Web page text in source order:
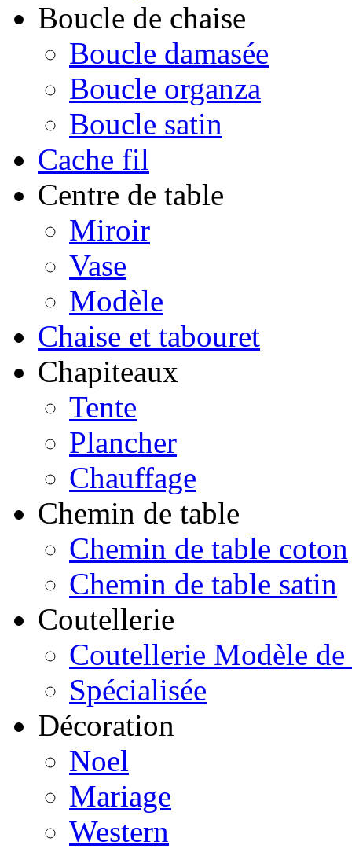
Boucle de chaise
Boucle damasée
Boucle organza
Boucle satin
Cache fil
Centre de table
Miroir
Vase
Modèle
Chaise et tabouret
Chapiteaux
Tente
Plancher
Chauffage
Chemin de table
Chemin de table coton
Chemin de table satin
Coutellerie
Coutellerie Modèle de
Spécialisée
Décoration
Noel
Mariage
Western